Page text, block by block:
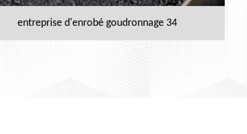
entreprise d'enrobé goudronnage 34